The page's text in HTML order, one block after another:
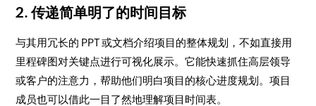
2. 传递简单明了的时间目标
与其用冗长的 PPT 或文档介绍项目的整体规划，不如直接用
里程碑图对关键点进行可视化展示。它能快速抓住高层领导
或客户的注意力，帮助他们明白项目的核心进度规划。项目
成员也可以借此一目了然地理解项目时间表。